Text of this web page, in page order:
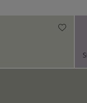
Sikkens Colour
Colour Futures